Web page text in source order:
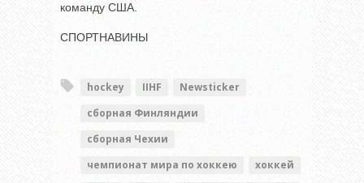
команду США.
СПОРТНАВИНЫ
hockey IIHF
Newsticker
сборная Финляндии
сборная Чехии
чемпионат мира по хоккею
хоккей